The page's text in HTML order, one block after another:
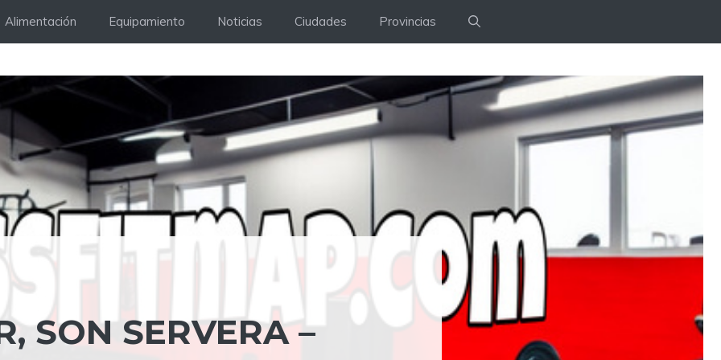
Alimentación Equipamiento Noticias Ciudades Provincias
SON SERVERA –